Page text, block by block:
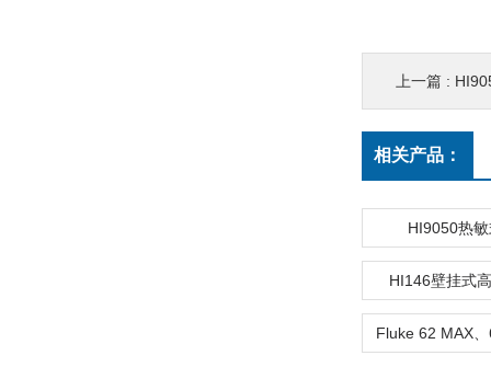
上一篇 :
相关产品：
HI9050热
HI146壁挂式